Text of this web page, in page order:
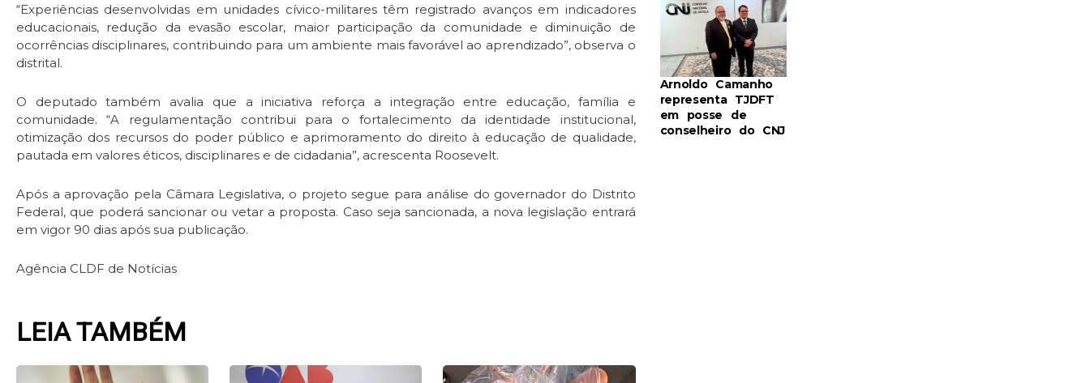
“Experiências desenvolvidas em unidades cívico-militares têm registrado avanços em indicadores
educacionais, redução da evasão escolar, maior participação da comunidade e diminuição de
ocorrências disciplinares, contribuindo para um ambiente mais favorável ao aprendizado”, observa o
distrital.
O deputado também avalia que a iniciativa reforça a integração entre educação, família e
comunidade. “A regulamentação contribui para o fortalecimento da identidade institucional,
otimização dos recursos do poder público e aprimoramento do direito à educação de qualidade,
pautada em valores éticos, disciplinares e de cidadania”, acrescenta Roosevelt.
Após a aprovação pela Câmara Legislativa, o projeto segue para análise do governador do Distrito
Federal, que poderá sancionar ou vetar a proposta. Caso seja sancionada, a nova legislação entrará
em vigor 90 dias após sua publicação.
Agência CLDF de Notícias
LEIA TAMBÉM
PagePagePage
Arnoldo Camanho
representa TJDFT
em posse de
conselheiro do CNJ